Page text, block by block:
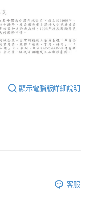
顯示電腦版詳細說明
客服